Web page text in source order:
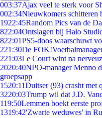
003:37Ajax veel te sterk voor
002:34Nieuwkomers schitteren
1922:45Random Pics van de
822:04Ontslagen bij Halo
822:01PS5-doos waarschuwt
221:30De
221:03Le Court wint na
2020:40NPO-manager Menno
groepsapp
1520:11Duitser (93) crasht met
3220:03Trump wil dat J.D.
119:50Lemmen boekt eerste
1319:42'Zwarte weduwes' in